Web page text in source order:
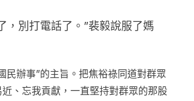
，別打電話了。”裴毅說服了媽
民辦事”的主旨。把焦裕祿同道對群眾
、忘我貢獻，一直堅持對群眾的那股